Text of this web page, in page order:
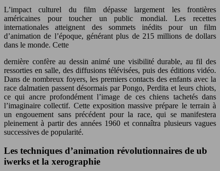
L’impact culturel du film dépasse largement les frontières
américaines pour toucher un public mondial. Les recettes
internationales atteignent des sommets inédits pour un film
d’animation de l’époque, générant plus de 215 millions de dollars
dans le monde. Cette
dernière confère au dessin animé une visibilité durable, au fil des
ressorties en salle, des diffusions télévisées, puis des éditions vidéo.
Dans de nombreux foyers, les premiers contacts des enfants avec la
race dalmatien passent désormais par Pongo, Perdita et leurs chiots,
ce qui ancre profondément l’image de ces chiens tachetés dans
l’imaginaire collectif. Cette exposition massive prépare le terrain à
un engouement sans précédent pour la race, qui se manifestera
pleinement à partir des années 1960 et connaîtra plusieurs vagues
successives de popularité.
Les techniques d’animation révolutionnaires de ub
iwerks et la xerographie